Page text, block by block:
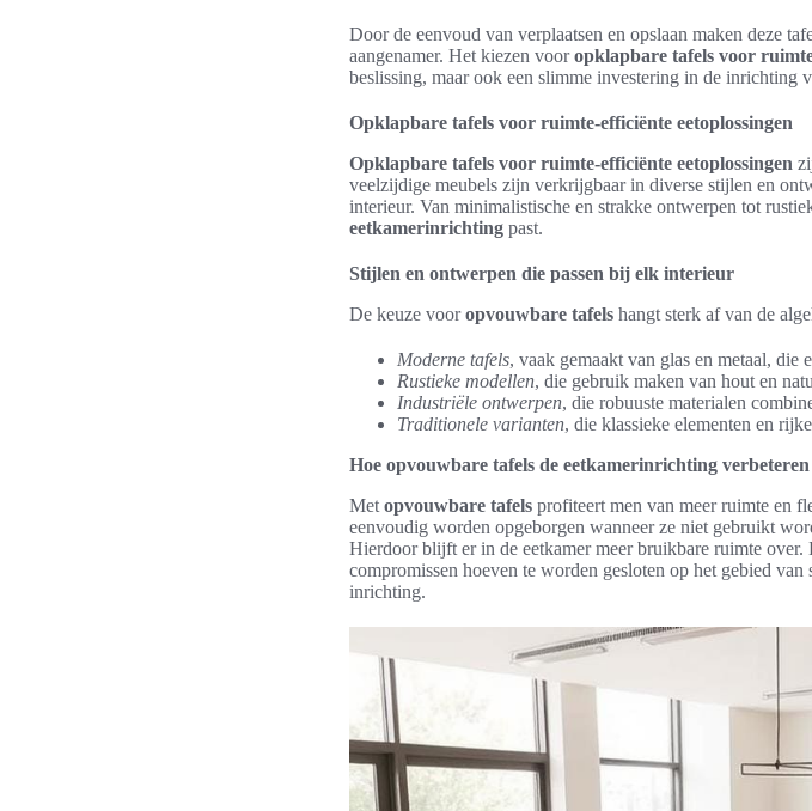
Door de eenvoud van verplaatsen en opslaan maken deze
aangenamer. Het kiezen vooropklapbare tafels voor
beslissing, maar ook een slimme investering in de inrichting
Opklapbare tafels voor ruimte-efficiënte eetoplossingen
Opklapbare tafels voor ruimte-efficiënte eetoplossingen
veelzijdige meubels zijn verkrijgbaar in diverse stijlen en
interieur. Van minimalistische en strakke ontwerpen tot
eetkamerinrichting past.
Stijlen en ontwerpen die passen bij elk interieur
De keuze vooropvouwbare tafels hangt sterk af van de
Moderne tafels, vaak gemaakt van glas en metaal, die
Rustieke modellen, die gebruik maken van hout en
Industriële ontwerpen, die robuuste materialen
Traditionele varianten, die klassieke elementen en
Hoe opvouwbare tafels de eetkamerinrichting verbeteren
Met opvouwbare tafels profiteert men van meer ruimte en
eenvoudig worden opgeborgen wanneer ze niet gebruikt
Hierdoor blijft er in de eetkamer meer bruikbare ruimte
compromissen hoeven te worden gesloten op het gebied
inrichting.